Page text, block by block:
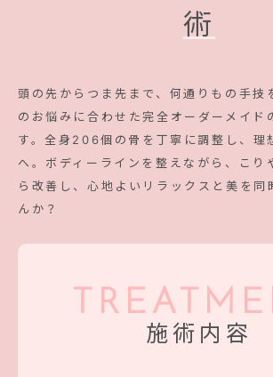
術
頭の先からつま先まで、何通りもの手技
のお悩みに合わせた完全オーダーメイド
す。全身206個の骨を丁寧に調整し、理
へ。ボディーラインを整えながら、こり
ら改善し、心地よいリラックスと美を同
んか？
施術内容